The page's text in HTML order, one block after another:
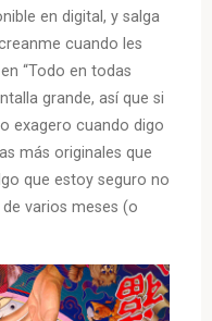
en digital, y salga
cuando les
“Todo en todas
grande, así que si
exagero cuando digo
más originales que
que estoy seguro no
varios meses (o